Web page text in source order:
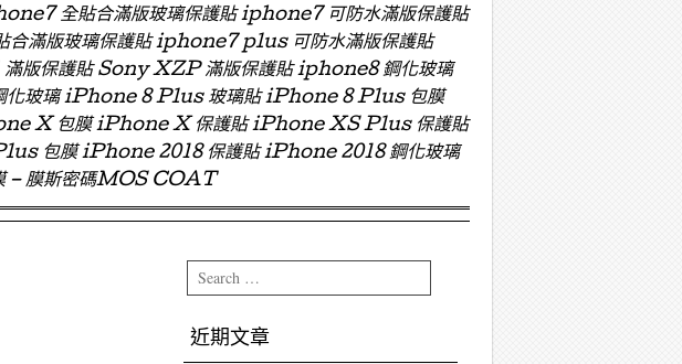
全貼合滿版玻璃保護貼 iphone7 可防水滿版保護貼
滿版玻璃保護貼 iphone7 plus 可防水滿版保護貼
保護貼 Sony XZP 滿版保護貼 iphone8 鋼化玻璃
玻璃 iPhone 8 Plus 玻璃貼 iPhone 8 Plus 包膜
X 包膜 iPhone X 保護貼 iPhone XS Plus 保護貼
包膜 iPhone 2018 保護貼 iPhone 2018 鋼化玻璃
– 膜斯密碼MOS COAT
Search
近期文章